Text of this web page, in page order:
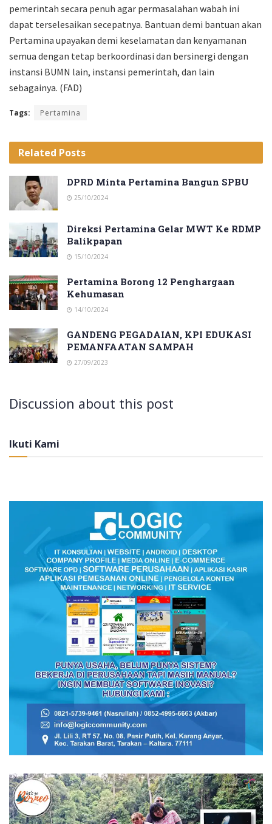
pemerintah secara penuh agar permasalahan wabah ini
dapat terselesaikan secepatnya. Bantuan demi bantuan akan
Pertamina upayakan demi keselamatan dan kenyamanan
semua dengan tetap berkoordinasi dan bersinergi dengan
instansi BUMN lain, instansi pemerintah, dan lain
sebagainya. (FAD)
Tags: Pertamina
Related Posts
DPRD Minta Pertamina Bangun SPBU
25/10/2024
Direksi Pertamina Gelar MWT Ke RDMP
Balikpapan
15/10/2024
Pertamina Borong 12 Penghargaan
Kehumasan
14/10/2024
GANDENG PEGADAIAN, KPI EDUKASI
PEMANFAATAN SAMPAH
27/09/2023
Discussion about this post
Ikuti Kami